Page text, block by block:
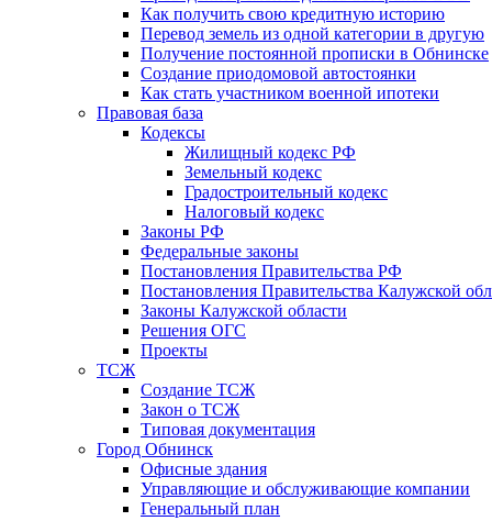
Как получить свою кредитную историю
Перевод земель из одной категории в другую
Получение постоянной прописки в Обнинске
Создание приодомовой автостоянки
Как стать участником военной ипотеки
Правовая база
Кодексы
Жилищный кодекс РФ
Земельный кодекс
Градостроительный кодекс
Налоговый кодекс
Законы РФ
Федеральные законы
Постановления Правительства РФ
Постановления Правительства Калужской
Законы Калужской области
Решения ОГС
Проекты
ТСЖ
Создание ТСЖ
Закон о ТСЖ
Типовая документация
Город Обнинск
Офисные здания
Управляющие и обслуживающие компании
Генеральный план